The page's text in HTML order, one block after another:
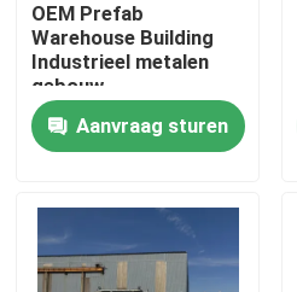
Producten
Over ons
Fabriekstocht
Kwaliteitscontrole
OEM Prefab
Warehouse Building
Industrieel metalen
gebouw
Aanvraag sturen